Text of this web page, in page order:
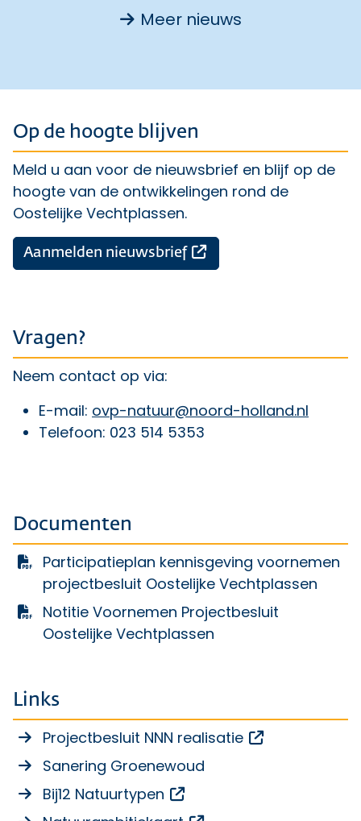
Meer nieuws
Op de hoogte blijven
Meld u aan voor de nieuwsbrief en blijf op de
hoogte van de ontwikkelingen rond de
Oostelijke Vechtplassen.
Aanmelden nieuwsbrief
Vragen?
Neem contact op via:
E-mail: ovp-natuur@noord-holland.nl
Telefoon: 023 514 5353
Documenten
Participatieplan kennisgeving voornemen
projectbesluit Oostelijke Vechtplassen
Notitie Voornemen Projectbesluit
Oostelijke Vechtplassen
Links
Projectbesluit NNN realisatie
Sanering Groenewoud
Bij12 Natuurtypen